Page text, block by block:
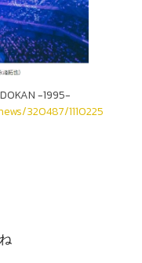
-1995-
320487/1110225